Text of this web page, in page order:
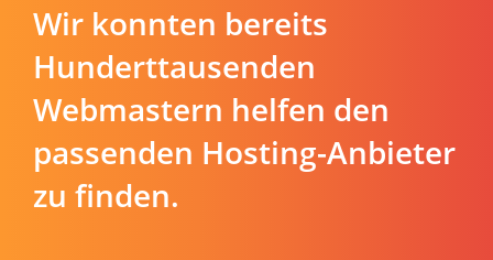
Wir konnten bereits
Hunderttausenden
Webmastern helfen den
passenden Hosting-Anbieter
zu finden.